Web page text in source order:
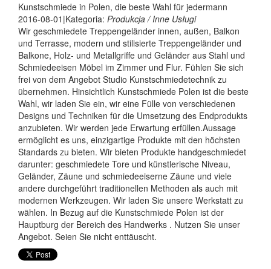
Kunstschmiede in Polen, die beste Wahl für jedermann
2016-08-01 |Kategoria: Produkcja / Inne Usługi
Wir geschmiedete Treppengeländer innen, außen, Balkon
und Terrasse, modern und stilisierte Treppengeländer und
Balkone, Holz- und Metallgriffe und Geländer aus Stahl und
Schmiedeeisen Möbel im Zimmer und Flur. Fühlen Sie sich
frei von dem Angebot Studio Kunstschmiedetechnik zu
übernehmen. Hinsichtlich Kunstschmiede Polen ist die beste
Wahl, wir laden Sie ein, wir eine Fülle von verschiedenen
Designs und Techniken für die Umsetzung des Endprodukts
anzubieten. Wir werden jede Erwartung erfüllen.Aussage
ermöglicht es uns, einzigartige Produkte mit den höchsten
Standards zu bieten. Wir bieten Produkte handgeschmiedet
darunter: geschmiedete Tore und künstlerische Niveau,
Geländer, Zäune und schmiedeeiserne Zäune und viele
andere durchgeführt traditionellen Methoden als auch mit
modernen Werkzeugen. Wir laden Sie unsere Werkstatt zu
wählen. In Bezug auf die Kunstschmiede Polen ist der
Hauptburg der Bereich des Handwerks . Nutzen Sie unser
Angebot. Seien Sie nicht enttäuscht.